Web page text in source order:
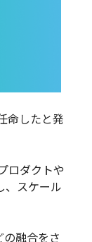
命したと発
ロダクトや
、スケール
融合をさ